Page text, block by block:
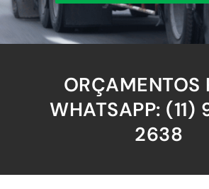
ORÇAMENTOS
WHATSAPP: (11)
2638